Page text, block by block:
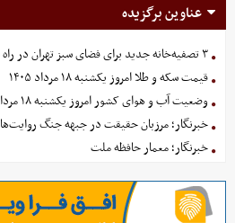
عناوین برگزیده
۳ تصفیه‌خانه جدید برای فضای سبز تهران در راه است
قیمت سکه و طلا امروز یکشنبه ۱۸ مرداد ۱۴۰۵
وضعیت آب و هوای کشور امروز یکشنبه ۱۸ مرداد ۱۴۰۵
خبرنگار؛ مرزبان حقیقت در جبهه جنگ روایت‌ها
خبرنگار؛ معمار حافظه ملت